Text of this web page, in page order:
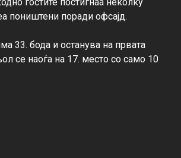
поништени поради офсајд.
33. бода и останува на првата
се наоѓа на 17. место со само 10